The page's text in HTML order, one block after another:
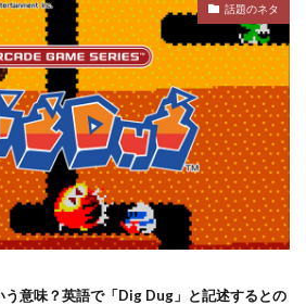
話題のネタ
う意味？英語で「Dig Dug」と記述するとの